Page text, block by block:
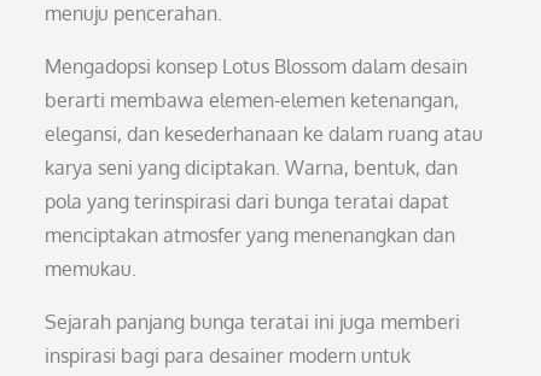
menuju pencerahan.
Mengadopsi konsep Lotus Blossom dalam desain
berarti membawa elemen-elemen ketenangan,
elegansi, dan kesederhanaan ke dalam ruang atau
karya seni yang diciptakan. Warna, bentuk, dan
pola yang terinspirasi dari bunga teratai dapat
menciptakan atmosfer yang menenangkan dan
memukau.
Sejarah panjang bunga teratai ini juga memberi
inspirasi bagi para desainer modern untuk